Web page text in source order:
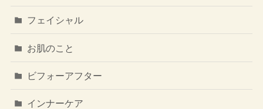
フェイシャル
お肌のこと
ビフォーアフター
インナーケア